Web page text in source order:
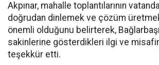
Akpınar, mahalle toplantılarının
doğrudan dinlemek ve çözüm
önemli olduğunu belirterek,
sakinlerine gösterdikleri ilgi ve
teşekkür etti.